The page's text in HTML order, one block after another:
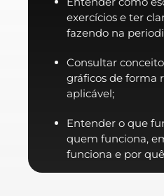
exercícios e ter
fazendo na
Consultar
gráficos de forma
aplicável;
Entender o que
quem funciona,
funciona e por